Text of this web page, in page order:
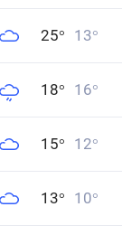
25° 13°
18° 16°
15° 12°
13° 10°